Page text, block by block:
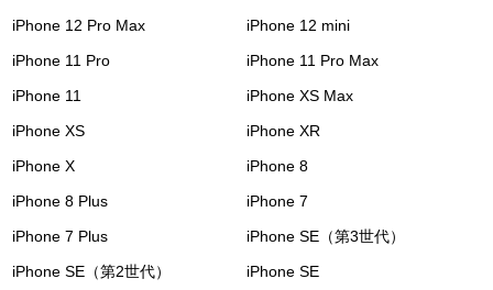
iPhone 12 Pro Max
iPhone 12 mini
iPhone 11 Pro
iPhone 11 Pro Max
iPhone 11
iPhone XS Max
iPhone XS
iPhone XR
iPhone X
iPhone 8
iPhone 8 Plus
iPhone 7
iPhone 7 Plus
iPhone SE（第3世代）
iPhone SE（第2世代）
iPhone SE